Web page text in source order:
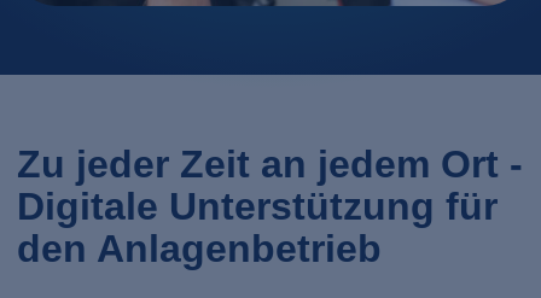
Zu jeder Zeit an jedem Ort -
Digitale Unterstützung für
den Anlagenbetrieb